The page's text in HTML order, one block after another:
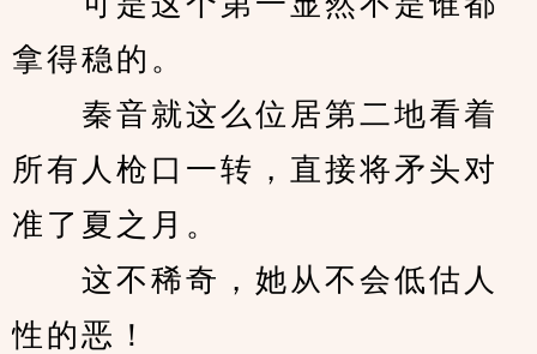
拿得稳的。
秦音就这么位居第二地看着
所有人枪口一转，直接将矛头对
准了夏之月。
这不稀奇，她从不会低估人
性的恶！